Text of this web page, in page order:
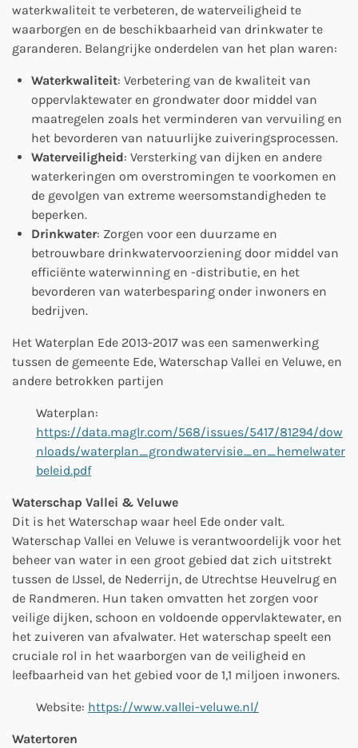
waterkwaliteit te verbeteren, de waterveiligheid te
waarborgen en de beschikbaarheid van drinkwater te
garanderen. Belangrijke onderdelen van het plan waren:
Waterkwaliteit: Verbetering van de kwaliteit van
oppervlaktewater en grondwater door middel van
maatregelen zoals het verminderen van vervuiling en
het bevorderen van natuurlijke zuiveringsprocessen.
Waterveiligheid: Versterking van dijken en andere
waterkeringen om overstromingen te voorkomen en
de gevolgen van extreme weersomstandigheden te
beperken.
Drinkwater: Zorgen voor een duurzame en
betrouwbare drinkwatervoorziening door middel van
efficiënte waterwinning en -distributie, en het
bevorderen van waterbesparing onder inwoners en
bedrijven.
Het Waterplan Ede 2013-2017 was een samenwerking
tussen de gemeente Ede, Waterschap Vallei en Veluwe, en
andere betrokken partijen
Waterplan:
https://data.maglr.com/568/issues/5417/81294/dow
nloads/waterplan_grondwatervisie_en_hemelwater
beleid.pdf
Waterschap Vallei & Veluwe
Dit is het Waterschap waar heel Ede onder valt.
Waterschap Vallei en Veluwe is verantwoordelijk voor het
beheer van water in een groot gebied dat zich uitstrekt
tussen de IJssel, de Nederrijn, de Utrechtse Heuvelrug en
de Randmeren. Hun taken omvatten het zorgen voor
veilige dijken, schoon en voldoende oppervlaktewater, en
het zuiveren van afvalwater. Het waterschap speelt een
cruciale rol in het waarborgen van de veiligheid en
leefbaarheid van het gebied voor de 1,1 miljoen inwoners.
Website: https://www.vallei-veluwe.nl/
Watertoren